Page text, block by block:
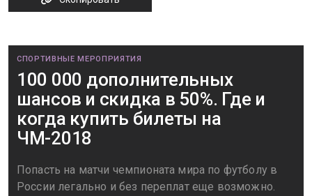
СПОРТИВНЫЕ МЕРОПРИЯТИЯ
100 000 дополнительных
шансов и скидка в 50%. Где и
когда купить билеты на
ЧМ-2018
Попасть на матчи чемпионата мира по футболу в
России легально и без переплат еще возможно.